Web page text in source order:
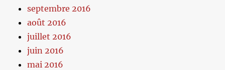
septembre 2016
août 2016
juillet 2016
juin 2016
mai 2016